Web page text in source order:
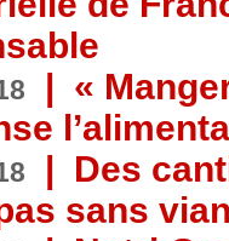
| «
| Des
sans